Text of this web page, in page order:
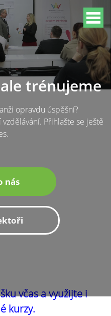
trénujeme
opravdu úspěšní?
Přihlašte se ještě
nás
včas a využijte i
kurzy.